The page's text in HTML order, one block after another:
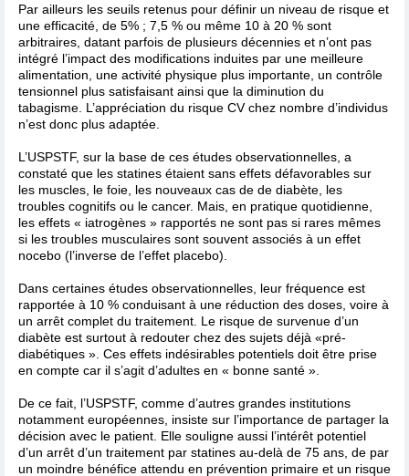
Par ailleurs les seuils retenus pour définir un niveau de risque et
une efficacité, de 5% ; 7,5 % ou même 10 à 20 % sont
arbitraires, datant parfois de plusieurs décennies et n’ont pas
intégré l’impact des modifications induites par une meilleure
alimentation, une activité physique plus importante, un contrôle
tensionnel plus satisfaisant ainsi que la diminution du
tabagisme. L’appréciation du risque CV chez nombre d’individus
n’est donc plus adaptée.
L’USPSTF, sur la base de ces études observationnelles, a
constaté que les statines étaient sans effets défavorables sur
les muscles, le foie, les nouveaux cas de de diabète, les
troubles cognitifs ou le cancer. Mais, en pratique quotidienne,
les effets « iatrogènes » rapportés ne sont pas si rares mêmes
si les troubles musculaires sont souvent associés à un effet
nocebo (l’inverse de l’effet placebo).
Dans certaines études observationnelles, leur fréquence est
rapportée à 10 % conduisant à une réduction des doses, voire à
un arrêt complet du traitement. Le risque de survenue d’un
diabète est surtout à redouter chez des sujets déjà «pré-
diabétiques ». Ces effets indésirables potentiels doit être prise
en compte car il s’agit d’adultes en « bonne santé ».
De ce fait, l’USPSTF, comme d’autres grandes institutions
notamment européennes, insiste sur l’importance de partager la
décision avec le patient. Elle souligne aussi l’intérêt potentiel
d’un arrêt d’un traitement par statines au-delà de 75 ans, de par
un moindre bénéfice attendu en prévention primaire et un risque